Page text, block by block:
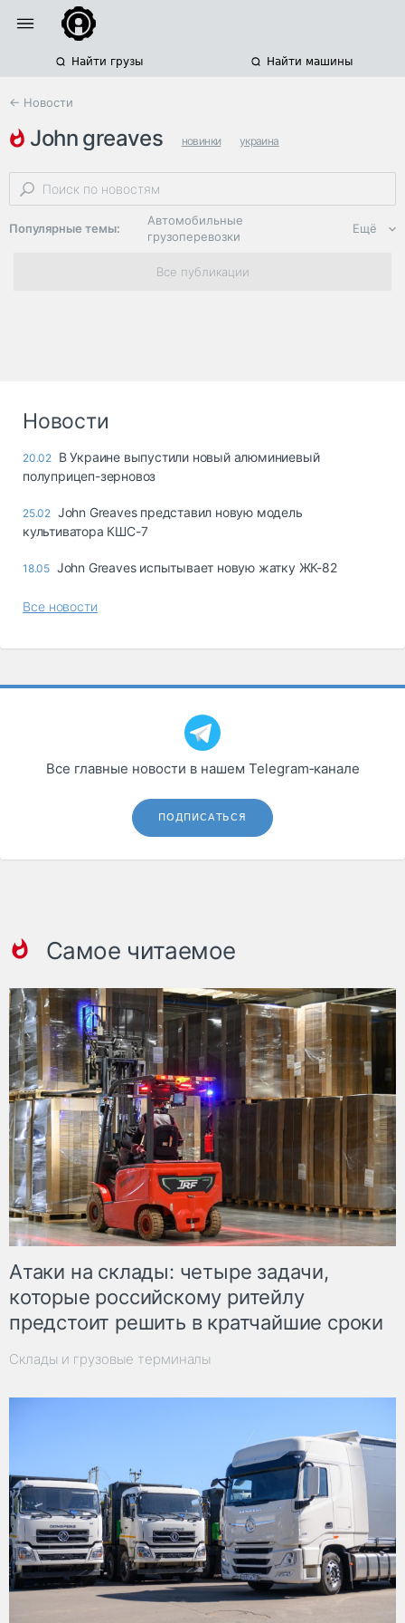
Найти грузы Найти машины
← Новости
john greaves новинки украина
сельскохозяйственная техника
Популярные темы:
Автомобильные
грузоперевозки
Региональная
логистика
опасные грузы
страхование
Склады и
Автосервис,
запчасти, шины
Топливо, масла и
Дзен
Ещё
Все публикации
Новости
20.02 В Украине выпустили новый алюминиевый
полуприцеп-зерновоз
25.02 John Greaves представил новую модель
культиватора КШС-7
18.05 John Greaves испытывает новую жатку ЖК-82
Все новости
Все главные новости в нашем Telegram‑канале
ПОДПИСАТЬСЯ
Самое читаемое
Атаки на склады: четыре задачи,
которые российскому ритейлу
предстоит решить в кратчайшие сроки
Склады и грузовые терминалы